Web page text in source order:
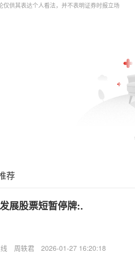
仅供其表达个人看法，并不表明证券时报立场
荐
展股票短暂停牌:.
周轶君 2026-01-27 16:20:18